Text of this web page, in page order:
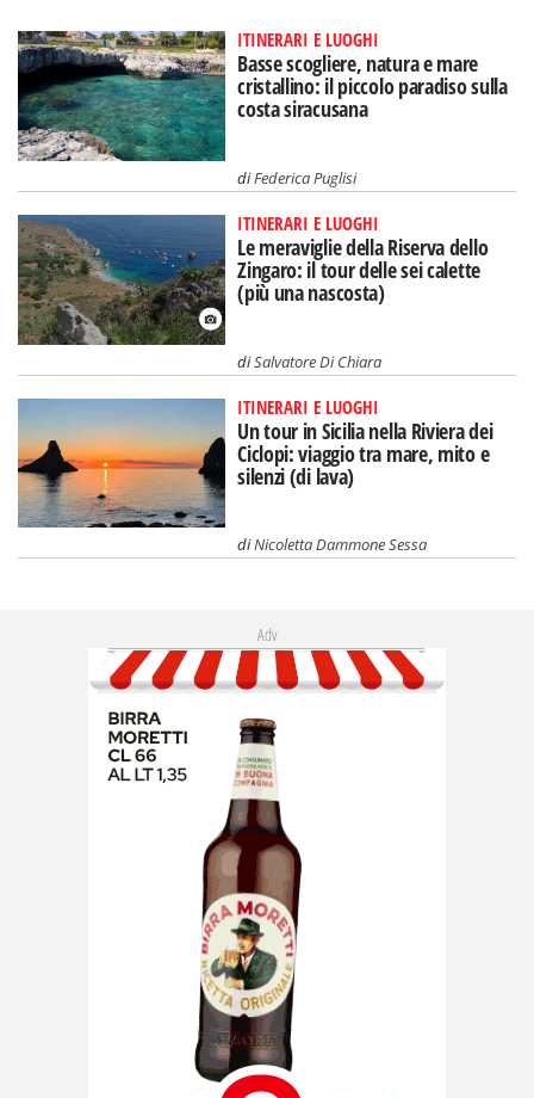
ITINERARI E LUOGHI
Basse scogliere, natura e mare
cristallino: il piccolo paradiso sulla
costa siracusana
diFederica Puglisi
ITINERARI E LUOGHI
Le meraviglie della Riserva dello
Zingaro: il tour delle sei calette
(più una nascosta)
diSalvatore Di Chiara
ITINERARI E LUOGHI
Un tour in Sicilia nella Riviera dei
Ciclopi: viaggio tra mare, mito e
silenzi (di lava)
diNicoletta Dammone Sessa
Adv